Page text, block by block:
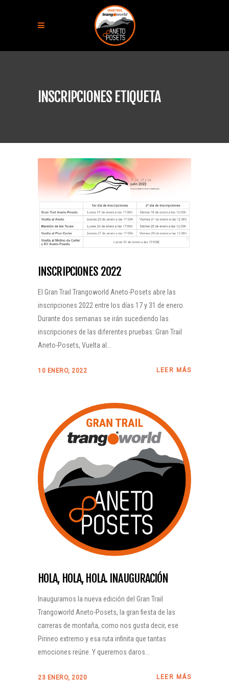
INSCRIPCIONES ETIQUETA
INSCRIPCIONES 2022
El Gran Trail Trangoworld Aneto-Posets abre las
inscripciones 2022 entre los días 17 y 31 de enero.
Durante dos semanas se irán sucediendo las
inscripciones de las diferentes pruebas: Gran Trail
Aneto-Posets, Vuelta al...
10 ENERO, 2022 LEER MÁS
HOLA, HOLA, HOLA. INAUGURACIÓN
Inauguramos la nueva edición del Gran Trail
Trangoworld Aneto-Posets, la gran fiesta de las
carreras de montaña, como nos gusta decir, ese
Pirineo extremo y esa ruta infinita que tantas
emociones reúne. Y queremos daros...
23 ENERO, 2020 LEER MÁS